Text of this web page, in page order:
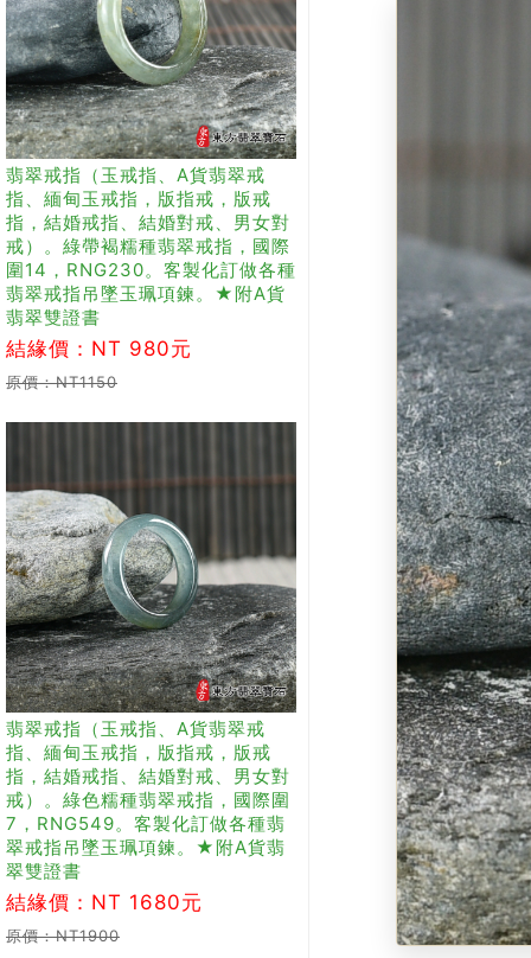
翡翠戒指（玉戒指、A貨翡翠戒
指、緬甸玉戒指，版指戒，版戒
指，結婚戒指、結婚對戒、男女對
戒）。綠帶褐糯種翡翠戒指，國際
圍14，RNG230。客製化訂做各種
翡翠戒指吊墜玉珮項鍊。★附A貨
翡翠雙證書
結緣價：NT 980元
原價：NT1150
翡翠戒指（玉戒指、A貨翡翠戒
指、緬甸玉戒指，版指戒，版戒
指，結婚戒指、結婚對戒、男女對
戒）。綠色糯種翡翠戒指，國際圍
7，RNG549。客製化訂做各種翡
翠戒指吊墜玉珮項鍊。★附A貨翡
翠雙證書
結緣價：NT 1680元
原價：NT1900